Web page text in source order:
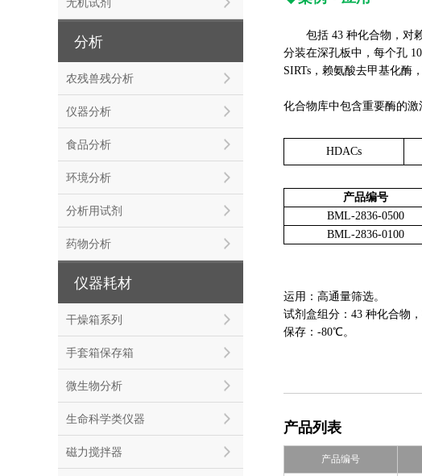
分析
农残兽残分析
仪器分析
食品分析
环境分析
分析用试剂
药物分析
仪器耗材
干燥箱系列
手套箱保存箱
微生物分析
生命科学类仪器
磁力搅拌器
包括 43 种化合物，对
分装在深孔板中，每个孔
SIRTs，赖氨酸去甲基化酶
化合物库中包含重要酶的激
HDACs
产品编号
BML-2836-0500
BML-2836-0100
运用：高通量筛选。
试剂盒组分：43 种化合物，
保存：-80℃。
产品列表
产品编号